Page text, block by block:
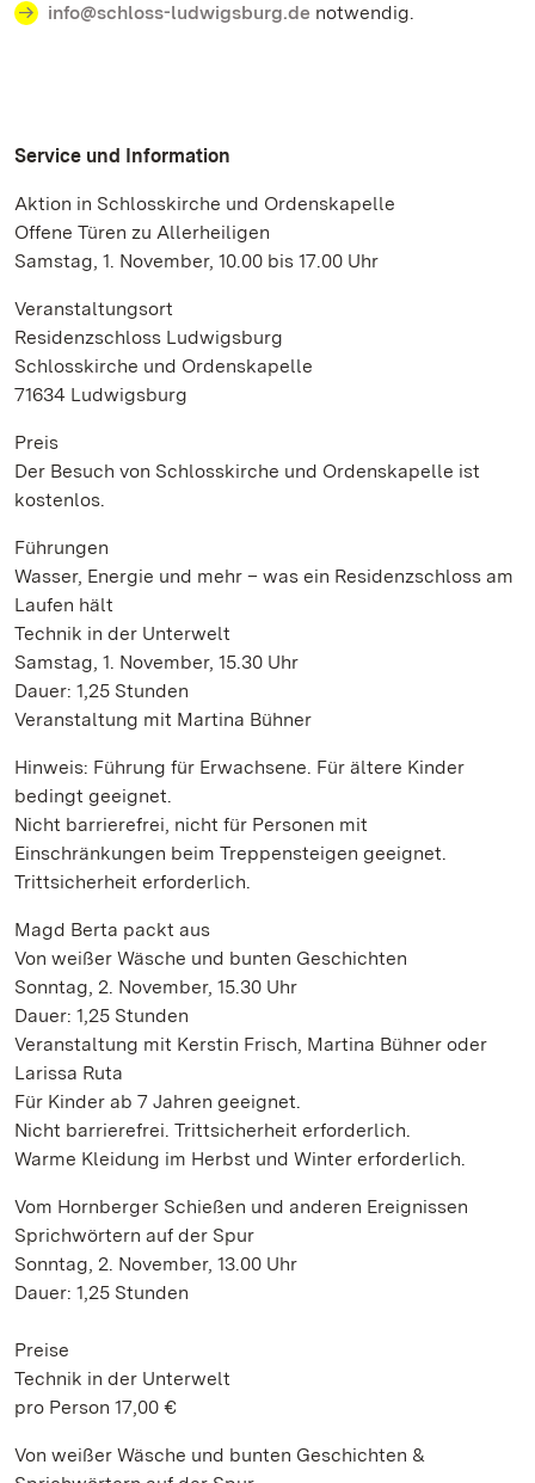
info@schloss-ludwigsburg.de notwendig.
Service und Information
Aktion in Schlosskirche und Ordenskapelle
Offene Türen zu Allerheiligen
Samstag, 1. November, 10.00 bis 17.00 Uhr
Veranstaltungsort
Residenzschloss Ludwigsburg
Schlosskirche und Ordenskapelle
71634 Ludwigsburg
Preis
Der Besuch von Schlosskirche und Ordenskapelle ist
kostenlos.
Führungen
Wasser, Energie und mehr – was ein Residenzschloss am
Laufen hält
Technik in der Unterwelt
Samstag, 1. November, 15.30 Uhr
Dauer: 1,25 Stunden
Veranstaltung mit Martina Bühner
Hinweis: Führung für Erwachsene. Für ältere Kinder
bedingt geeignet.
Nicht barrierefrei, nicht für Personen mit
Einschränkungen beim Treppensteigen geeignet.
Trittsicherheit erforderlich.
Magd Berta packt aus
Von weißer Wäsche und bunten Geschichten
Sonntag, 2. November, 15.30 Uhr
Dauer: 1,25 Stunden
Veranstaltung mit Kerstin Frisch, Martina Bühner oder
Larissa Ruta
Für Kinder ab 7 Jahren geeignet.
Nicht barrierefrei. Trittsicherheit erforderlich.
Warme Kleidung im Herbst und Winter erforderlich.
Vom Hornberger Schießen und anderen Ereignissen
Sprichwörtern auf der Spur
Sonntag, 2. November, 13.00 Uhr
Dauer: 1,25 Stunden
Preise
Technik in der Unterwelt
pro Person 17,00 €
Von weißer Wäsche und bunten Geschichten &